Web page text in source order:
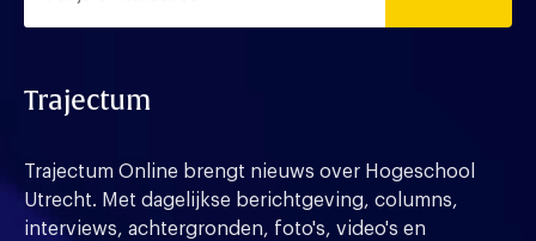
Trajectum
Trajectum Online brengt nieuws over Hogeschool
Utrecht. Met dagelijkse berichtgeving, columns,
interviews, achtergronden, foto's, video's en